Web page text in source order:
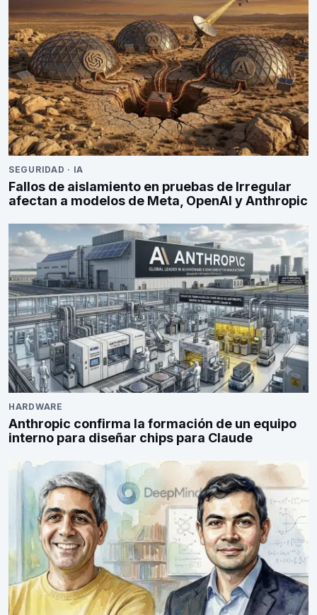
SEGURIDAD · IA
Fallos de aislamiento en pruebas de Irregular
afectan a modelos de Meta, OpenAI y Anthropic
HARDWARE
Anthropic confirma la formación de un equipo
interno para diseñar chips para Claude